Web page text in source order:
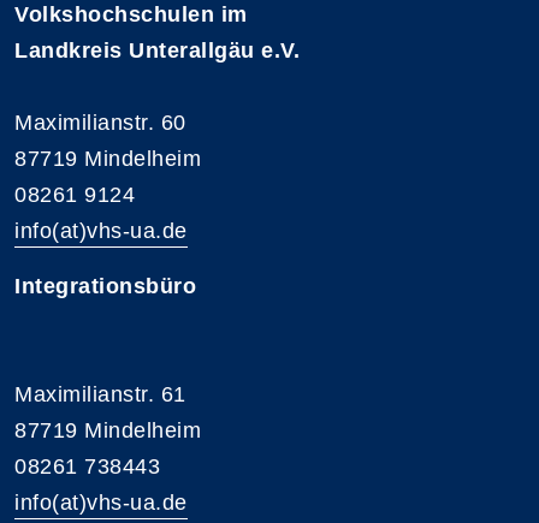
Volkshochschulen im
Landkreis Unterallgäu e.V.
Maximilianstr. 60
87719 Mindelheim
08261 9124
info(at)vhs-ua.de
Integrationsbüro
Maximilianstr. 61
87719 Mindelheim
08261 738443
info(at)vhs-ua.de